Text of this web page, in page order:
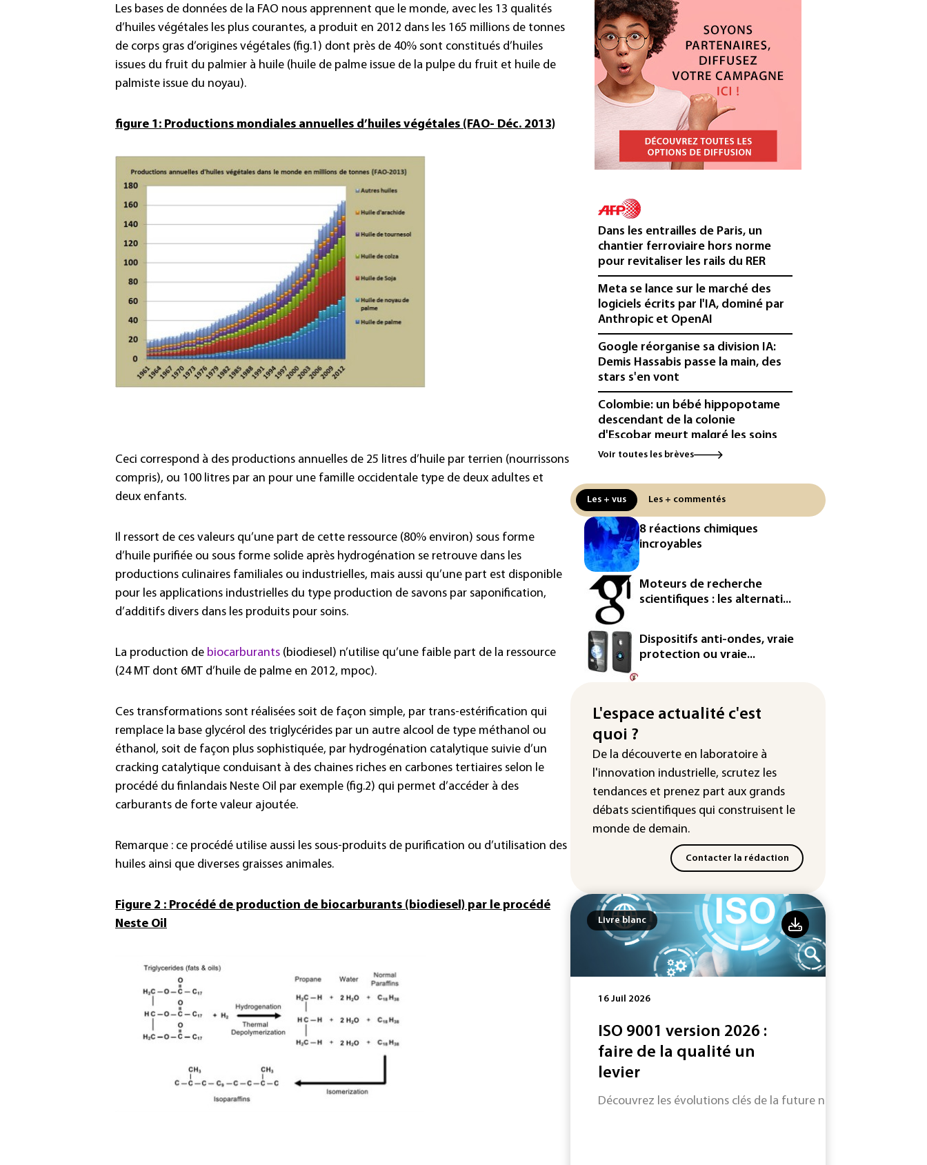
Les bases de données de la FAO nous apprennent que le monde, avec les 13 qualités
d’huiles végétales les plus courantes, a produit en 2012 dans les 165 millions de tonnes
de corps gras d’origines végétales (fig.1) dont près de 40% sont constitués d’huiles
issues du fruit du palmier à huile (huile de palme issue de la pulpe du fruit et huile de
palmiste issue du noyau).
figure 1: Productions mondiales annuelles d’huiles végétales (FAO- Déc. 2013)
Ceci correspond à des productions annuelles de 25 litres d’huile par terrien (nourrissons
compris), ou 100 litres par an pour une famille occidentale type de deux adultes et
deux enfants.
Il ressort de ces valeurs qu’une part de cette ressource (80% environ) sous forme
d’huile purifiée ou sous forme solide après hydrogénation se retrouve dans les
productions culinaires familiales ou industrielles, mais aussi qu’une part est disponible
pour les applications industrielles du type production de savons par saponification,
d’additifs divers dans les produits pour soins.
La production de biocarburants (biodiesel) n’utilise qu’une faible part de la ressource
(24 MT dont 6MT d’huile de palme en 2012, mpoc).
Ces transformations sont réalisées soit de façon simple, par trans-estérification qui
remplace la base glycérol des triglycérides par un autre alcool de type méthanol ou
éthanol, soit de façon plus sophistiquée, par hydrogénation catalytique suivie d’un
cracking catalytique conduisant à des chaines riches en carbones tertiaires selon le
procédé du finlandais Neste Oil par exemple (fig.2) qui permet d’accéder à des
carburants de forte valeur ajoutée.
Remarque : ce procédé utilise aussi les sous-produits de purification ou d’utilisation des
huiles ainsi que diverses graisses animales.
Figure 2 : Procédé de production de biocarburants (biodiesel) par le procédé
Neste Oil
Dans les entrailles de Paris, un
chantier ferroviaire hors norme
pour revitaliser les rails du RER
Meta se lance sur le marché des
logiciels écrits par l'IA, dominé par
Anthropic et OpenAI
Google réorganise sa division IA:
Demis Hassabis passe la main, des
stars s'en vont
Colombie: un bébé hippopotame
descendant de la colonie
d'Escobar meurt malgré les soins
Éclipse: une baisse temporaire de
attendue en Europe
L'Autriche bat son record absolu
de chaleur pour le deuxième jour
d'affilée
Inde : Meta sommé de s'excuser
après le retrait d'une vidéo de
Modi
La défense, voie de diversification
pour un secteur automobile à la
peine
"bannissement numérique" pour
deux streamers jugés pour des
violences et humiliations en ligne
IA : Mythos 5 d'Anthropic crée de
fausses identités lors d'un test au
Royaume-Uni
Voir toutes les brèves
Les + vus Les + commentés
8 réactions chimiques
incroyables
Moteurs de recherche
scientifiques : les alternati...
Dispositifs anti-ondes, vraie
protection ou vraie...
L'espace actualité c'est
quoi ?
De la découverte en laboratoire à
l'innovation industrielle, scrutez les
tendances et prenez part aux grands
débats scientifiques qui construisent le
monde de demain.
Contacter la rédaction
Livre blanc
16 Juil 2026
ISO 9001 version 2026 :
faire de la qualité un
levier
Découvrez les évolutions clés de la future norme ISO 9001